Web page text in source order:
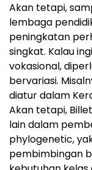
Akan tetapi,
lembaga
peningkatan
singkat. Kalau
vokasional,
bervariasi.
diatur dalam
Akan tetapi,
lain dalam
phylogenetic,
pembimbingan